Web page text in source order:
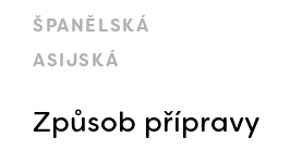
ŠPANĚLSKÁ
ASIJSKÁ
Způsob přípravy